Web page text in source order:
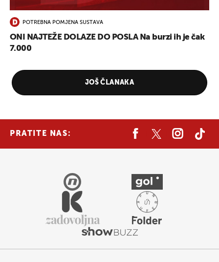
POTREBNA POMJENA SUSTAVA
ONI NAJTEŽE DOLAZE DO POSLA Na burzi ih je čak
7.000
JOŠ ČLANAKA
PRATITE NAS: